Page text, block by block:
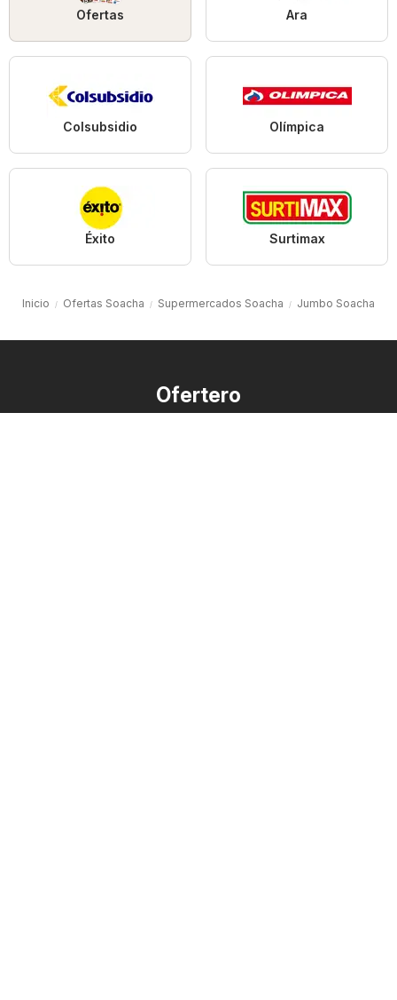
Ofertas Ara
Colsubsidio Olímpica
Éxito Surtimax
Inicio Ofertas Soacha Supermercados Soacha Jumbo Soacha
Ofertero